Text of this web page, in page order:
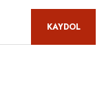
KAYDOL